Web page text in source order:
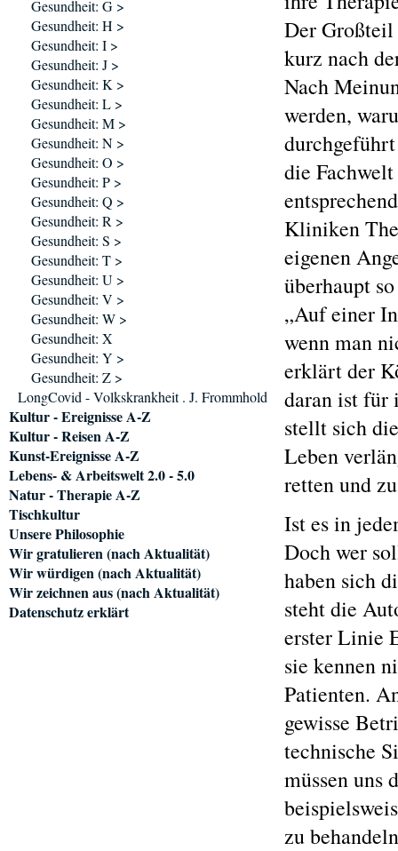
Der Großteil
kurz nach
Nach
werden,
die
Kliniken
eigenen
überhaupt
„Auf einer
wenn man
erklärt der
daran ist für
stellt sich
Leben
retten und
Ist es in
Doch wer
haben sich
steht die
erster Linie
sie kennen
Patienten.
gewisse
technische
müssen uns
zu
Gesundheit: G >
Gesundheit: H >
Gesundheit: I >
Gesundheit: J >
Gesundheit: K >
Gesundheit: L >
Gesundheit: M >
Gesundheit: N >
Gesundheit: O >
Gesundheit: P >
Gesundheit: Q >
Gesundheit: R >
Gesundheit: S >
Gesundheit: T >
Gesundheit: U >
Gesundheit: V >
Gesundheit: W >
Gesundheit: X
Gesundheit: Y >
Gesundheit: Z >
LongCovid - Volkskrankheit . J. Frommhold
Kultur - Ereignisse A-Z
Kultur - Reisen A-Z
Kunst-Ereignisse A-Z
Lebens- & Arbeitswelt 2.0 - 5.0
Natur - Therapie A-Z
Tischkultur
Unsere Philosophie
Wir gratulieren (nach Aktualität)
Wir würdigen (nach Aktualität)
Wir zeichnen aus (nach Aktualität)
Datenschutz erklärt